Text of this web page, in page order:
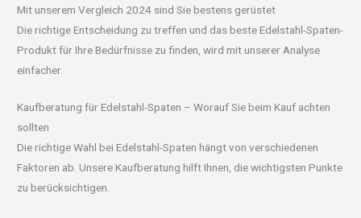
Mit unserem Vergleich 2024 sind Sie bestens gerüstet
Die richtige Entscheidung zu treffen und das beste Edelstahl-Spaten-
Produkt für Ihre Bedürfnisse zu finden, wird mit unserer Analyse
einfacher.
Kaufberatung für Edelstahl-Spaten – Worauf Sie beim Kauf achten
sollten
Die richtige Wahl bei Edelstahl-Spaten hängt von verschiedenen
Faktoren ab. Unsere Kaufberatung hilft Ihnen, die wichtigsten Punkte
zu berücksichtigen.